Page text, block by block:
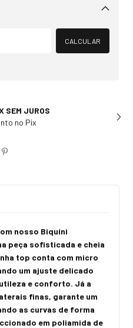
Alterar CEP
CALCULAR
SEM JUROS
no Pix
nosso Biquíni
peça sofisticada e cheia
top conta com micro
um ajuste delicado
e conforto. Já a
finas, garante um
as curvas de forma
em poliamida de